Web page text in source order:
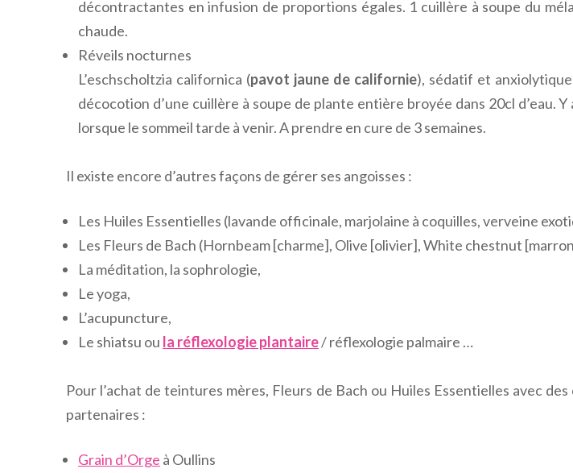
décontractantes en infusion de proportions égales. 1 cuillère à soupe du
chaude.
Réveils nocturnes
L’eschscholtzia californica (pavot jaune de californie), sédatif et
décocotion d’une cuillère à soupe de plante entière broyée dans 20cl
lorsque le sommeil tarde à venir. A prendre en cure de 3 semaines.
Il existe encore d’autres façons de gérer ses angoisses :
Les Huiles Essentielles (lavande officinale, marjolaine à coquilles, verveine
Les Fleurs de Bach (Hornbeam [charme], Olive [olivier], White chestnut
La méditation, la sophrologie,
Le yoga,
L’acupuncture,
Le shiatsu ou la réflexologie plantaire/ réflexologie palmaire …
Pour l’achat de teintures mères, Fleurs de Bach ou Huiles Essentielles avec
partenaires :
Grain d’Orge à Oullins